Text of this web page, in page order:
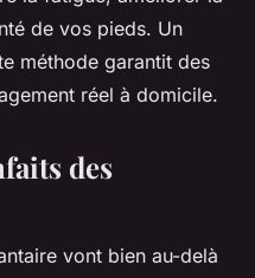
de vos pieds. Un
méthode garantit des
réel à domicile.
des
vont bien au-delà